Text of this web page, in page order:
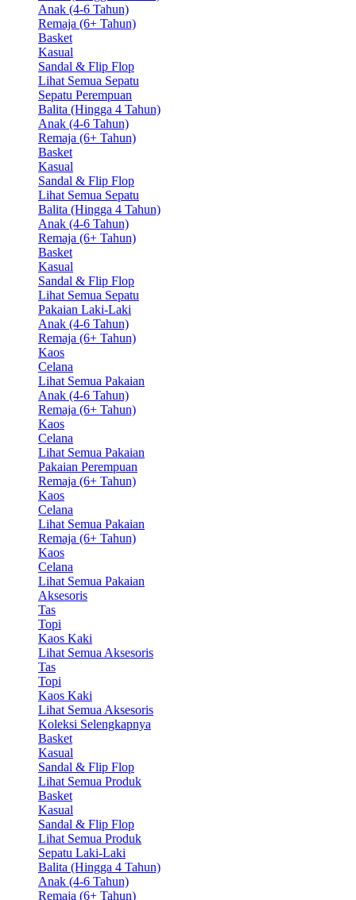
Anak (4-6 Tahun)
Remaja (6+ Tahun)
Basket
Kasual
Sandal & Flip Flop
Lihat Semua Sepatu
Sepatu Perempuan
Balita (Hingga 4 Tahun)
Anak (4-6 Tahun)
Remaja (6+ Tahun)
Basket
Kasual
Sandal & Flip Flop
Lihat Semua Sepatu
Balita (Hingga 4 Tahun)
Anak (4-6 Tahun)
Remaja (6+ Tahun)
Basket
Kasual
Sandal & Flip Flop
Lihat Semua Sepatu
Pakaian Laki-Laki
Anak (4-6 Tahun)
Remaja (6+ Tahun)
Kaos
Celana
Lihat Semua Pakaian
Anak (4-6 Tahun)
Remaja (6+ Tahun)
Kaos
Celana
Lihat Semua Pakaian
Pakaian Perempuan
Remaja (6+ Tahun)
Kaos
Celana
Lihat Semua Pakaian
Remaja (6+ Tahun)
Kaos
Celana
Lihat Semua Pakaian
Aksesoris
Tas
Topi
Kaos Kaki
Lihat Semua Aksesoris
Tas
Topi
Kaos Kaki
Lihat Semua Aksesoris
Koleksi Selengkapnya
Basket
Kasual
Sandal & Flip Flop
Lihat Semua Produk
Basket
Kasual
Sandal & Flip Flop
Lihat Semua Produk
Sepatu Laki-Laki
Balita (Hingga 4 Tahun)
Anak (4-6 Tahun)
Remaja (6+ Tahun)